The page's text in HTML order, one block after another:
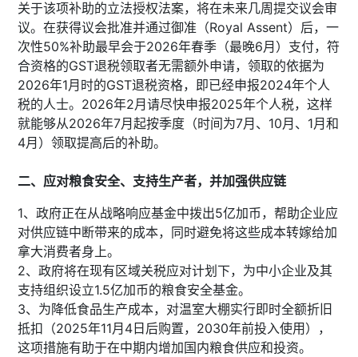
关于该项补助的立法授权法案，将在未来几周提交议会审
议。在获得议会批准并通过御准（Royal Assent）后，一
次性50%补助最早会于2026年春季（最晚6月）支付，符
合资格的GST退税领取者无需额外申请，领取的依据为
2026年1月时的GST退税资格，即已经申报2024年个人
税的人士。2026年2月请尽快申报2025年个人税，这样
就能够从2026年7月起按季度（时间为7月、10月、1月和
4月）领取提高后的补助。
二、应对粮食安全、支持生产者，并加强供应链
1、政府正在从战略响应基金中拨出5亿加币，帮助企业应
对供应链中断带来的成本，同时避免将这些成本转嫁给加
拿大消费者身上。
2、政府将在现有区域关税应对计划下，为中小企业及其
支持组织设立1.5亿加币的粮食安全基金。
3、为降低食品生产成本，对温室大棚实行即时全额折旧
抵扣（2025年11月4日后购置，2030年前投入使用），
这项措施有助于在中期内增加国内粮食供应和投资。